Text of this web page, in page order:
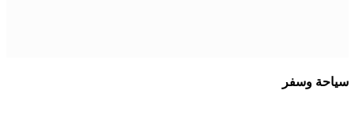
سياحة وسفر